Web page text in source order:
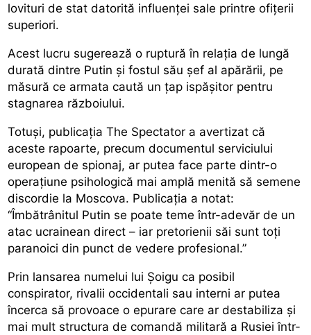
lovituri de stat datorită influenței sale printre ofițerii
superiori.
Acest lucru sugerează o ruptură în relația de lungă
durată dintre Putin și fostul său șef al apărării, pe
măsură ce armata caută un țap ispășitor pentru
stagnarea războiului.
Totuși, publicația The Spectator a avertizat că
aceste rapoarte, precum documentul serviciului
european de spionaj, ar putea face parte dintr-o
operațiune psihologică mai amplă menită să semene
discordie la Moscova. Publicația a notat:
“Îmbătrânitul Putin se poate teme într-adevăr de un
atac ucrainean direct – iar pretorienii săi sunt toți
paranoici din punct de vedere profesional.”
Prin lansarea numelui lui Șoigu ca posibil
conspirator, rivalii occidentali sau interni ar putea
încerca să provoace o epurare care ar destabiliza și
mai mult structura de comandă militară a Rusiei într-